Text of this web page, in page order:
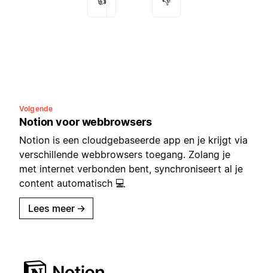
Volgende
Notion voor webbrowsers
Notion is een cloudgebaseerde app en je krijgt via
verschillende webbrowsers toegang. Zolang je
met internet verbonden bent, synchroniseert al je
content automatisch 💻
Lees meer →